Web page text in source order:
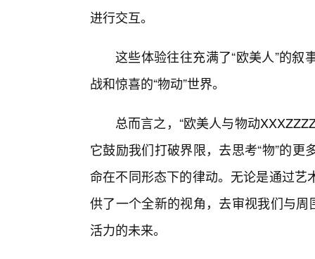
进行交互。
这些体验往往充满了“欧美人”的
战和惊喜的“物动”世界。
总而言之，“欧美人与物动
它鼓励我们打破界限，去思考“物”的
命在不同形态下的律动。无论是通过
供了一个全新的视角，去审视我们与
活力的未来。